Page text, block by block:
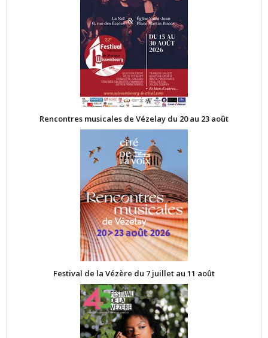
Rencontres musicales de Vézelay du 20 au 23 août
Festival de la Vézère du 7 juillet au 11 août